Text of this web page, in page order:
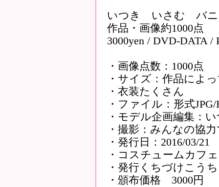
いつき いさむ バニ
作品・画像約1000点
3000yen / DVD-DATA /
・画像点数：1000点
・サイズ：作品によ
・衣装たくさん
・ファイル：形式
・モデル企画編集：
・撮影：みんなの協
・発行日：2016/03/21
・コスチュームカフ
・発行くちづけこう
・頒布価格 3000円